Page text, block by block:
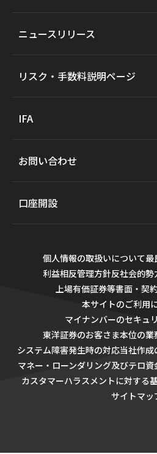
ニュースリリース
リスク・手数料説明ページ
IFA
お問い合わせ
口座開設
個人情報の取扱いについて最
利益相反管理方針反社会的
上場有価証券等書面・契
本サイトのご利用
マイナンバーのセキュ
東洋証券のお客さま本位の
システム障害発生時の対応当社作
マネー・ローンダリング及びテロ
カスタマーハラスメントに対する
サイトマッ